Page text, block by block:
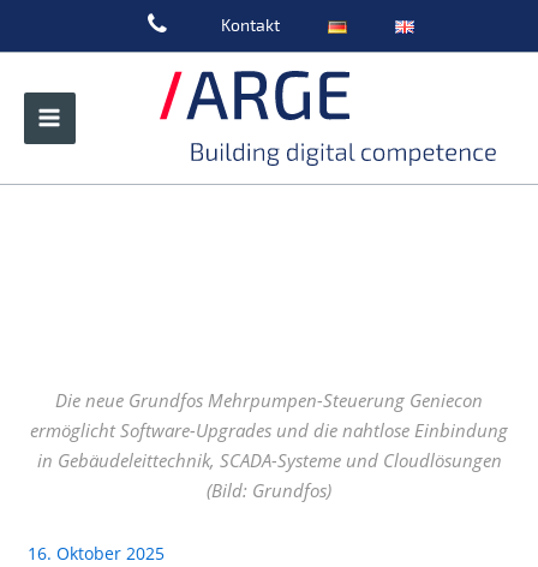
Kontakt
Die neue Grundfos Mehrpumpen-Steuerung Geniecon
ermöglicht Software-Upgrades und die nahtlose Einbindung
in Gebäudeleittechnik, SCADA-Systeme und Cloudlösungen
(Bild: Grundfos)
16. Oktober 2025